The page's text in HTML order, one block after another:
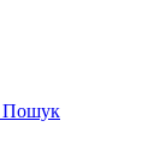
Пошук